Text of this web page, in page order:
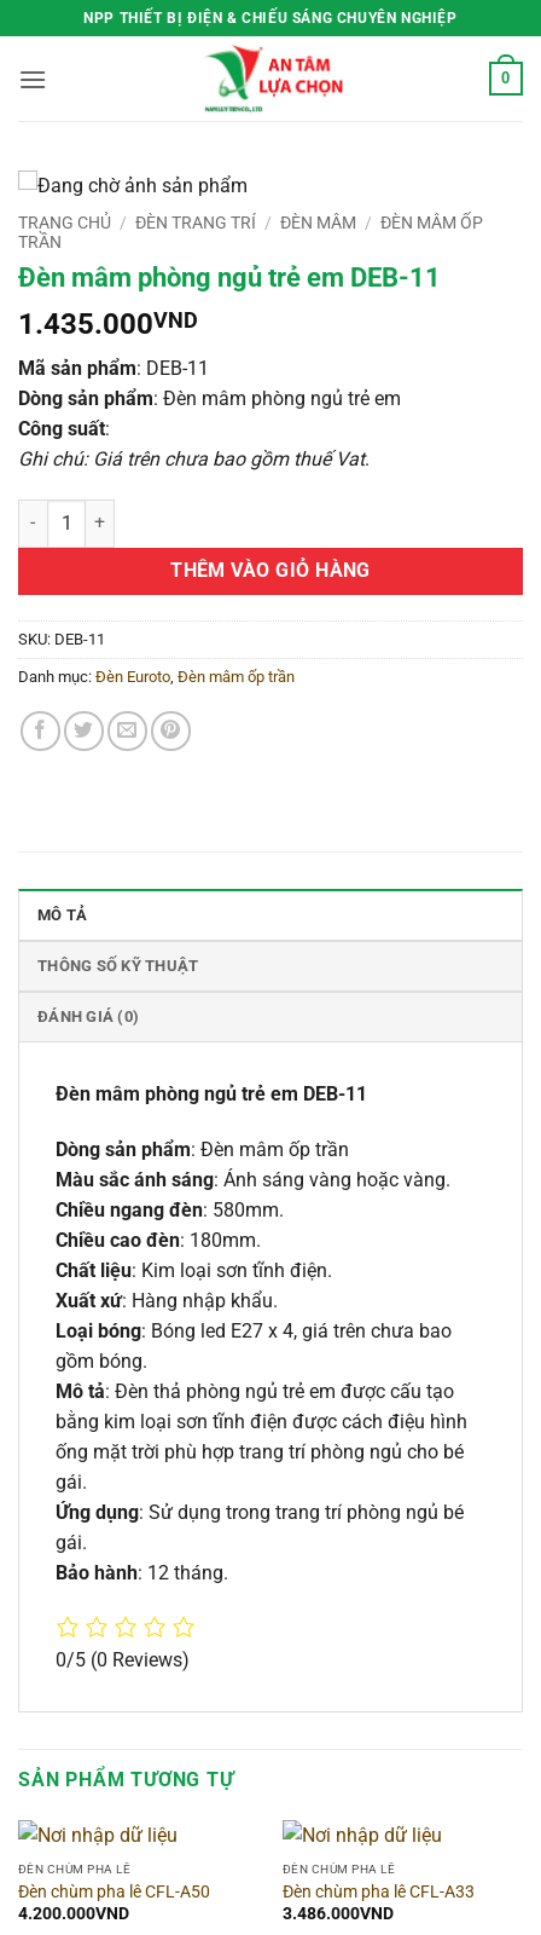
qua
nội
NPP THIẾT BỊ ĐIỆN & CHIẾU SÁNG CHUYÊN NGHIỆP
0
TRANG CHỦ / ĐÈN TRANG TRÍ / ĐÈN MÂM / ĐÈN MÂM ỐP
TRẦN
Đèn mâm phòng ngủ trẻ em DEB-11
1.435.000VND
Mã sản phẩm: DEB-11
Dòng sản phẩm: Đèn mâm phòng ngủ trẻ em
Công suất:
Ghi chú: Giá trên chưa bao gồm thuế Vat.
Đèn mâm phòng ngủ trẻ em DEB-11 số lượng
THÊM VÀO GIỎ HÀNG
SKU: DEB-11
Danh mục: Đèn Euroto Đèn mâm ốp trần
MÔ TẢ
THÔNG SỐ KỸ THUẬT
ĐÁNH GIÁ (0)
Đèn mâm phòng ngủ trẻ em DEB-11
Dòng sản phẩm: Đèn mâm ốp trần
Màu sắc ánh sáng: Ánh sáng vàng hoặc vàng.
Chiều ngang đèn: 580mm.
Chiều cao đèn: 180mm.
Chất liệu: Kim loại sơn tĩnh điện.
Xuất xứ: Hàng nhập khẩu.
Loại bóng: Bóng led E27 x 4, giá trên chưa bao
gồm bóng.
Mô tả: Đèn thả phòng ngủ trẻ em được cấu tạo
bằng kim loại sơn tĩnh điện được cách điệu hình
ống mặt trời phù hợp trang trí phòng ngủ cho bé
gái.
Ứng dụng: Sử dụng trong trang trí phòng ngủ bé
gái.
Bảo hành: 12 tháng.
0/5 (0 Reviews)
SẢN PHẨM TƯƠNG TỰ
ĐÈN CHÙM PHA LÊ
Đèn chùm pha lê CFL-A50
4.200.000VND
ĐÈN CHÙM PHA LÊ
Đèn chùm pha lê CFL-A33
3.486.000VND